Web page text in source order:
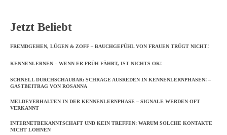
Jetzt Beliebt
FREMDGEHEN, LÜGEN & ZOFF – BAUCHGEFÜHL VON FRAUEN TRÜGT NICHT!
KENNENLERNEN – WENN ER FRÜH FÄHRT, IST NICHTS OK!
SCHNELL DURCHSCHAUBAR: SCHRÄGE AUSREDEN IN KENNENLERNPHASEN! –
GASTBEITRAG VON ROSANNA
MELDEVERHALTEN IN DER KENNENLERNPHASE – SIGNALE WERDEN OFT
VERKANNT
INTERNETBEKANNTSCHAFT UND KEIN TREFFEN: WARUM SOLCHE KONTAKTE
NICHT LOHNEN